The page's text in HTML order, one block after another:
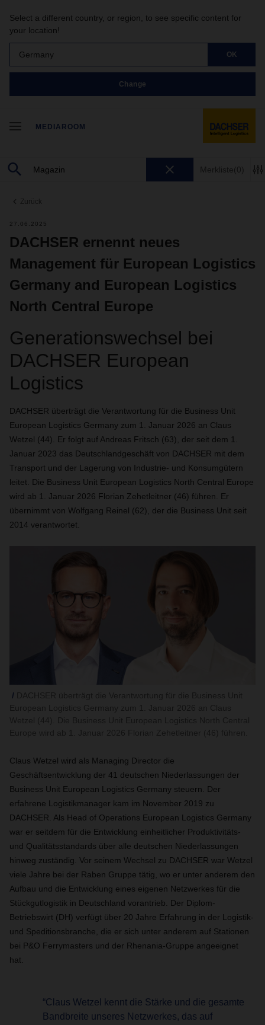
Select a different country, or region, to see specific content for
your location!
Germany OK
Change
MEDIAROOM
Merkliste(0)
Zurück
27.06.2025
DACHSER ernennt neues
Management für European Logistics
Germany and European Logistics
North Central Europe
Generationswechsel bei
DACHSER European
Logistics
DACHSER überträgt die Verantwortung für die Business Unit
European Logistics Germany zum 1. Januar 2026 an Claus
Wetzel (44). Er folgt auf Andreas Fritsch (63), der seit dem 1.
Januar 2023 das Deutschlandgeschäft von DACHSER mit dem
Transport und der Lagerung von Industrie- und Konsumgütern
leitet. Die Business Unit European Logistics North Central Europe
wird ab 1. Januar 2026 Florian Zehetleitner (46) führen. Er
übernimmt von Wolfgang Reinel (62), der die Business Unit seit
2014 verantwortet.
Claus Wetzel wird als Managing Director die
Geschäftsentwicklung der 41 deutschen Niederlassungen der
Business Unit European Logistics Germany steuern. Der
erfahrene Logistikmanager kam im November 2019 zu
DACHSER. Als Head of Operations European Logistics Germany
war er seitdem für die Entwicklung einheitlicher Produktivitäts-
und Qualitätsstandards über alle deutschen Niederlassungen
hinweg zuständig. Vor seinem Wechsel zu DACHSER war Wetzel
viele Jahre bei der Raben Gruppe tätig, wo er unter anderem den
Aufbau und die Entwicklung eines eigenen Netzwerkes für die
Stückgutlogistik in Deutschland vorantrieb. Der Diplom-
Betriebswirt (DH) verfügt über 20 Jahre Erfahrung in der Logistik-
und Speditionsbranche, die er sich unter anderem auf Stationen
bei P&O Ferrymasters und der Rhenania-Gruppe angeeignet
hat.
“Claus Wetzel kennt die Stärke und die gesamte
Bandbreite unseres Netzwerkes, das auf